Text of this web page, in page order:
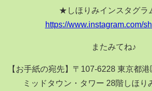
★しほりみインスタグラ
https://www.instagram.com/
またみてね♪
【お手紙の宛先】〒107-6228 東京都
ミッドタウン・タワー 28階しほり